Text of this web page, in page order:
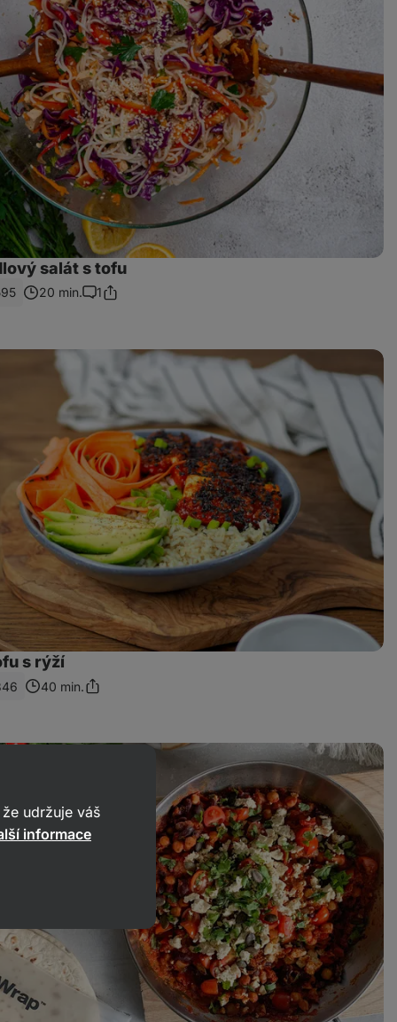
salát s tofu
20 min.
Komentáře
1Sdílet
s rýží
40 min.Sdílet
udržuje váš
informace